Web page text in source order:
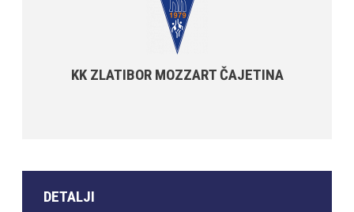
KK ZLATIBOR MOZZART ČAJETINA
DETALJI